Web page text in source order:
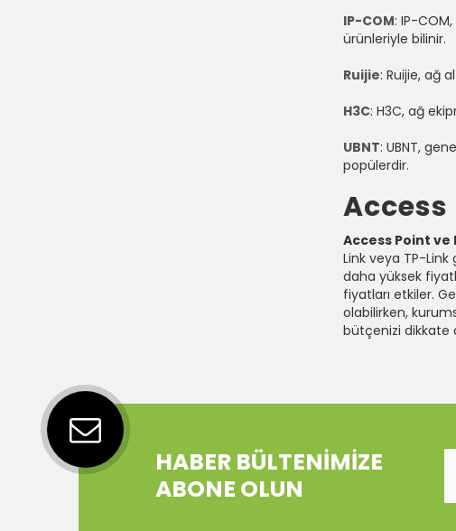
IP-COM: IP-
ürünleriyle bilinir.
Ruijie: Ruijie, ağ
H3C: H3C, ağ
UBNT: UBNT,
popülerdir.
Access
Access Point
Link veya TP-
daha yüksek
fiyatları etkiler.
olabilirken,
bütçenizi dikkate
HABER BÜLTENİMİZE
ABONE OLUN